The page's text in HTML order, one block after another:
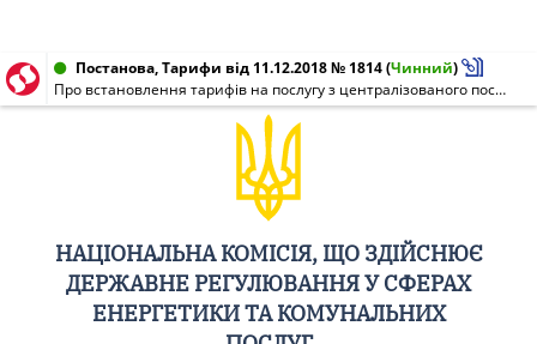
Постанова, Тарифи від 11.12.2018 № 1814(Чинний)
Про встановлення тарифів на послугу з централізованого постачання гарячої води, що надається для потреб управителів багатоквартирних будинків КОМУНАЛЬНИМ ПІДПРИЄМСТВОМ ТЕПЛОВИХ МЕРЕЖ "ЧЕРКАСИТЕПЛОКОМУНЕНЕРГО" ЧЕРКАСЬКОЇ МІСЬКОЇ РАДИ"
НАЦІОНАЛЬНА КОМІСІЯ, ЩО ЗДІЙСНЮЄ
ДЕРЖАВНЕ РЕГУЛЮВАННЯ У СФЕРАХ
ЕНЕРГЕТИКИ ТА КОМУНАЛЬНИХ